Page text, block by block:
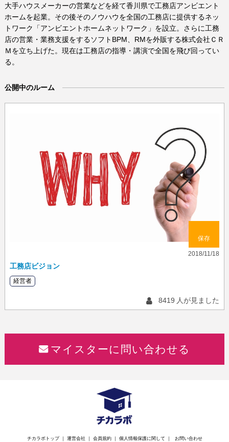
大手ハウスメーカーの営業などを経て香川県で工務店アンビエント
ホームを起業。その後そのノウハウを全国の工務店に提供するネッ
トワーク「アンビエントホームネットワーク」を設立。さらに工務
店の営業・業務支援をするソフト BPM、RMを外販する株式会社ＣＲ
Ｍを立ち上げた。現在は工務店の指導・講演で全国を飛び回ってい
る。
公開中のルーム
保存
2018/11/18
工務店ビジョン
経営者
8419 人が見ました
マイスターに問い合わせる
チカラボトップ ｜ 運営会社 ｜ 会員規約 ｜ 個人情報保護に関して ｜ お問い合わせ